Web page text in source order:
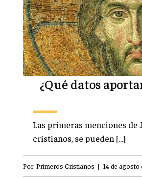
¿Qué datos
Las primeras menciones
cristianos, se pueden […]
Por: Primeros Cristianos | 14 de agosto